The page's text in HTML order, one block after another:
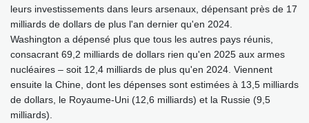
leurs investissements dans leurs arsenaux, dépensant près de 17
milliards de dollars de plus l'an dernier qu'en 2024.
Washington a dépensé plus que tous les autres pays réunis,
consacrant 69,2 milliards de dollars rien qu'en 2025 aux armes
nucléaires – soit 12,4 milliards de plus qu'en 2024. Viennent
ensuite la Chine, dont les dépenses sont estimées à 13,5 milliards
de dollars, le Royaume-Uni (12,6 milliards) et la Russie (9,5
milliards).